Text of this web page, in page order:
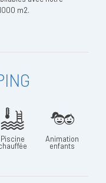
m2.
Piscine Animation
enfants